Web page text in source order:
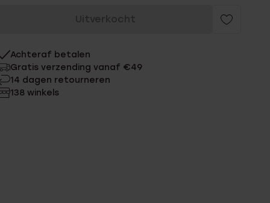
Uitverkocht
Achteraf betalen
Gratis verzending vanaf €49
14 dagen retourneren
138 winkels